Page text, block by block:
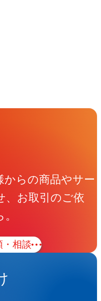
わせ
からの商品やサー
、お取引のご依
・相談